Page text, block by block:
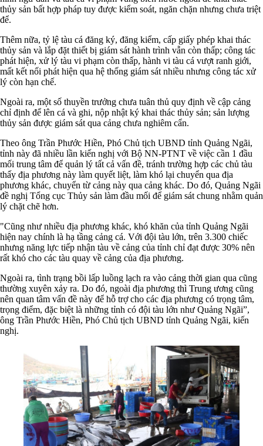
thủy sản bất hợp pháp tuy được kiểm soát, ngăn chặn nhưng chưa triệt
để.
Thêm nữa, tỷ lệ tàu cá đăng ký, đăng kiểm, cấp giấy phép khai thác
thủy sản và lắp đặt thiết bị giám sát hành trình vẫn còn thấp; công tác
phát hiện, xử lý tàu vi phạm còn thấp, hành vi tàu cá vượt ranh giới,
mất kết nối phát hiện qua hệ thống giám sát nhiều nhưng công tác xử
lý còn hạn chế.
Ngoài ra, một số thuyền trưởng chưa tuân thủ quy định về cập cảng
chỉ định để lên cá và ghi, nộp nhật ký khai thác thủy sản; sản lượng
thủy sản được giám sát qua cảng chưa nghiêm cẩn.
Theo ông Trần Phước Hiền, Phó Chủ tịch UBND tỉnh Quảng Ngãi,
tỉnh này đã nhiều lần kiến nghị với Bộ NN-PTNT về việc cần 1 đầu
mối trung tâm để quản lý tất cả vấn đề, tránh trường hợp các chủ tàu
thấy địa phương này làm quyết liệt, làm khó lại chuyển qua địa
phương khác, chuyển từ cảng này qua cảng khác. Do đó, Quảng Ngãi
đề nghị Tổng cục Thủy sản làm đầu mối để giám sát chung nhằm quản
lý chặt chẽ hơn.
"Cũng như nhiều địa phương khác, khó khăn của tỉnh Quảng Ngãi
hiện nay chính là hạ tầng cảng cá. Với đội tàu lớn, trên 3.300 chiếc
nhưng năng lực tiếp nhận tàu về cảng của tỉnh chỉ đạt được 30% nên
rất khó cho các tàu quay về cảng của địa phương.
Ngoài ra, tình trạng bồi lấp luồng lạch ra vào cảng thời gian qua cũng
thường xuyên xảy ra. Do đó, ngoài địa phương thì Trung ương cũng
nên quan tâm vấn đề này để hỗ trợ cho các địa phương có trọng tâm,
trọng điểm, đặc biệt là những tỉnh có đội tàu lớn như Quảng Ngãi”,
ông Trần Phước Hiền, Phó Chủ tịch UBND tỉnh Quảng Ngãi, kiến
nghị.